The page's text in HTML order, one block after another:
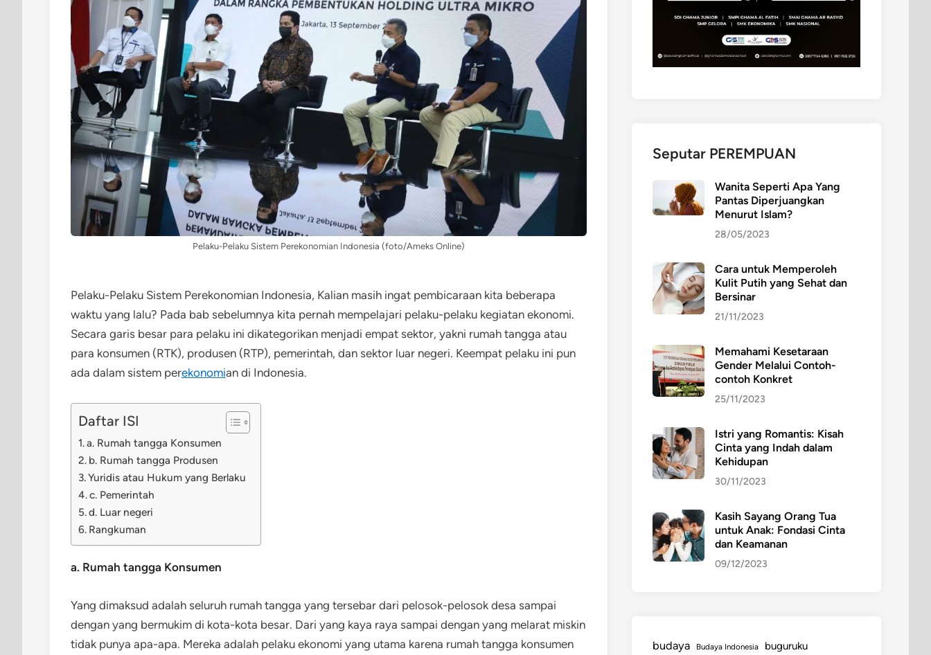
Pelaku-Pelaku Sistem Perekonomian Indonesia (foto/Ameks Online)
Pelaku-Pelaku Sistem Perekonomian Indonesia, Kalian masih ingat pembicaraan kita beberapa
waktu yang lalu? Pada bab sebelumnya kita pernah mempelajari pelaku-pelaku kegiatan ekonomi.
Secara garis besar para pelaku ini dikategorikan menjadi empat sektor, yakni rumah tangga atau
para konsumen (RTK), produsen (RTP), pemerintah, dan sektor luar negeri. Keempat pelaku ini pun
ada dalam sistem perekonomian di Indonesia.
Daftar ISI
a. Rumah tangga Konsumen
b. Rumah tangga Produsen
Yuridis atau Hukum yang Berlaku
c. Pemerintah
d. Luar negeri
Rangkuman
a. Rumah tangga Konsumen
Yang dimaksud adalah seluruh rumah tangga yang tersebar dari pelosok-pelosok desa sampai
dengan yang bermukim di kota-kota besar. Dari yang kaya raya sampai dengan yang melarat miskin
tidak punya apa-apa. Mereka adalah pelaku ekonomi yang utama karena rumah tangga konsumen
Seputar PEREMPUAN
Wanita Seperti Apa Yang
Pantas Diperjuangkan
Menurut Islam?
28/05/2023
Cara untuk Memperoleh
Kulit Putih yang Sehat dan
Bersinar
21/11/2023
Memahami Kesetaraan
Gender Melalui Contoh-
contoh Konkret
25/11/2023
Istri yang Romantis: Kisah
Cinta yang Indah dalam
Kehidupan
30/11/2023
Kasih Sayang Orang Tua
untuk Anak: Fondasi Cinta
dan Keamanan
09/12/2023
budaya Budaya Indonesia
buguruku